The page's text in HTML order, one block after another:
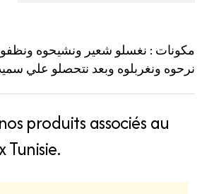
مكونات : نغسلو شعير ونشيحوه
نرحوه ونغربلوه وبعد نتحصلو علي
produits associés au
Tunisie.